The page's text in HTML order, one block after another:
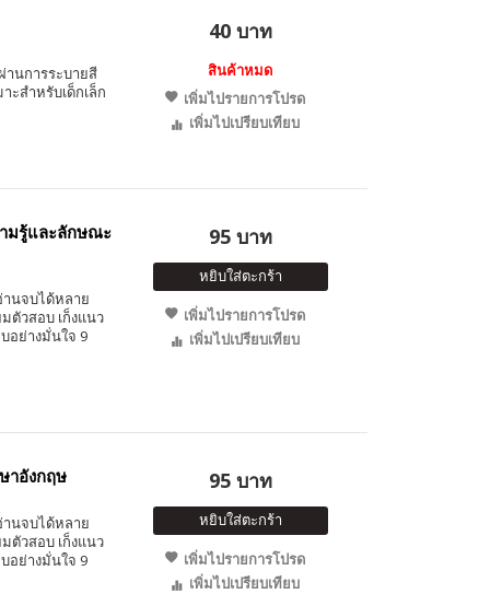
นการระบายสี
ะสำหรับเด็กเล็ก
40 บาท
สินค้าหมด
เพิ่มไปรายการโปรด
เพิ่มไปเปรียบเทียบ
มรู้และลักษณะ
านจบได้หลาย
ตัวสอบ เก็งแนว
อย่างมั่นใจ 9
95 บาท
หยิบใส่ตะกร้า
เพิ่มไปรายการโปรด
เพิ่มไปเปรียบเทียบ
าอังกฤษ
านจบได้หลาย
ตัวสอบ เก็งแนว
อย่างมั่นใจ 9
95 บาท
หยิบใส่ตะกร้า
เพิ่มไปรายการโปรด
เพิ่มไปเปรียบเทียบ